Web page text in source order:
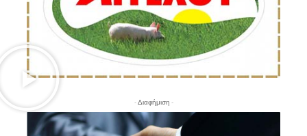
- Διαφήμιση -